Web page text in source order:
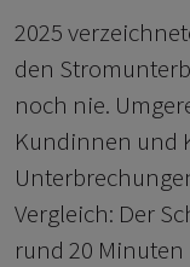
2025
den
noch nie.
Kundinnen und
Vergleich: Der
rund 20